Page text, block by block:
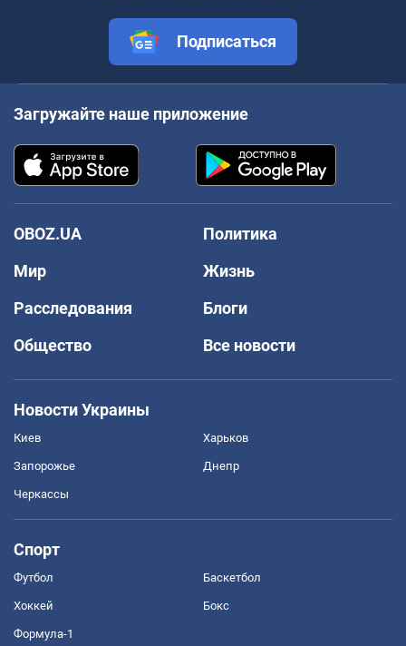
Подписаться
Загружайте наше приложение
OBOZ.UA
Политика
Мир
Жизнь
Расследования
Блоги
Общество
Все новости
Новости Украины
Киев Харьков
Запорожье Днепр
Черкассы
Спорт
Футбол Баскетбол
Хоккей Бокс
Формула-1